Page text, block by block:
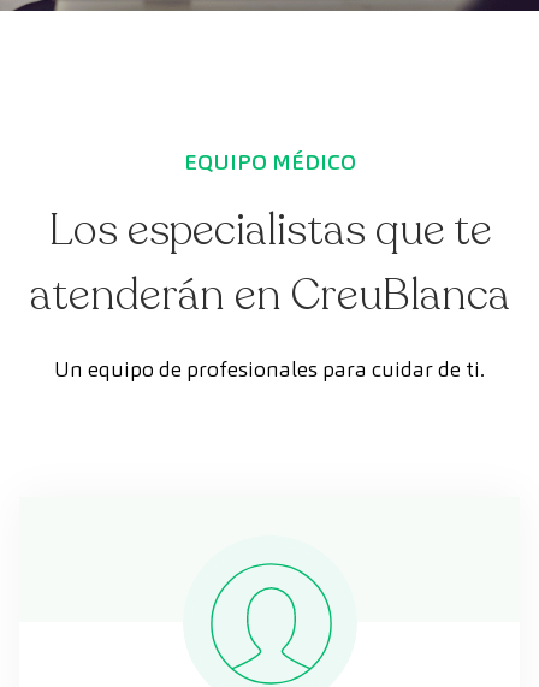
EQUIPO MÉDICO
Los especialistas que te
atenderán en CreuBlanca
Un equipo de profesionales para cuidar de ti.